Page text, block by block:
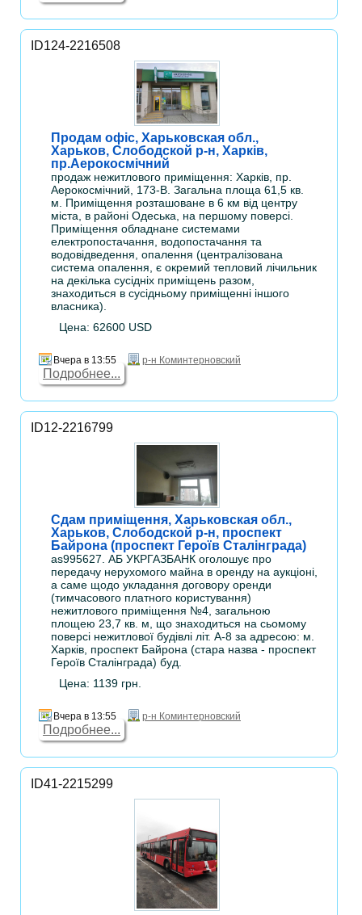
ID124-2216508
Продам офіс, Харьковская обл.,
Харьков, Слободской р-н, Харків,
пр.Аерокосмічний
продаж нежитлового приміщення: Харків, пр.
Аерокосмічний, 173-В. Загальна площа 61,5 кв.
м. Приміщення розташоване в 6 км від центру
міста, в районі Одеська, на першому поверсі.
Приміщення обладнане системами
електропостачання, водопостачання та
водовідведення, опалення (централізована
система опалення, є окремий тепловий лічильник
на декілька сусідніх приміщень разом,
знаходиться в сусідньому приміщенні іншого
власника).
Цена: 62600 USD
Вчера в 13:55 р-н Коминтерновский
Подробнее...
ID12-2216799
Сдам приміщення, Харьковская обл.,
Харьков, Слободской р-н, проспект
Байрона (проспект Героїв Сталінграда)
as995627. АБ УКРГАЗБАНК оголошує про
передачу нерухомого майна в оренду на аукціоні,
а саме щодо укладання договору оренди
(тимчасового платного користування)
нежитлового приміщення №4, загальною
площею 23,7 кв. м, що знаходиться на сьомому
поверсі нежитлової будівлі літ. А-8 за адресою: м.
Харків, проспект Байрона (стара назва - проспект
Героїв Сталінграда) буд.
Цена: 1139 грн.
Вчера в 13:55 р-н Коминтерновский
Подробнее...
ID41-2215299